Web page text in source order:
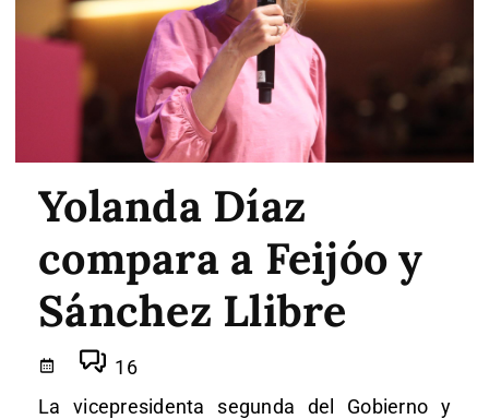
Yolanda Díaz
compara a Feijóo y
Sánchez Llibre
16
La vicepresidenta segunda del Gobierno y